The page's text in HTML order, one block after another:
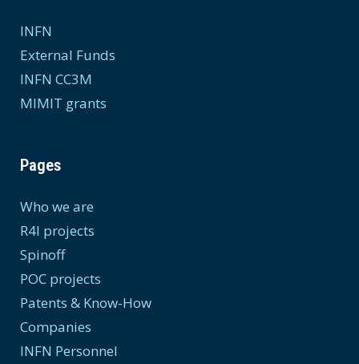
INFN
External Funds
INFN CC3M
MIMIT grants
Pages
Who we are
R4I projects
Spinoff
POC projects
Patents & Know-How
Companies
INFN Personnel